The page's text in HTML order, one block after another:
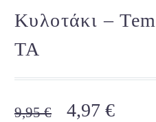
Κυλοτάκι –
TA
9,95€
Original
4,97 €Η